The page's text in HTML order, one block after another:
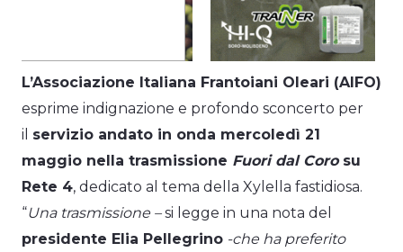
L’Associazione Italiana Frantoiani Oleari (AIFO)
esprime indignazione e profondo sconcerto per
il servizio andato in onda mercoledì 21
maggio nella trasmissione Fuori dal Coro su
Rete 4, dedicato al tema della Xylella fastidiosa.
“Una trasmissione –si legge in una nota del
presidente Elia Pellegrino -che ha preferito